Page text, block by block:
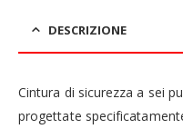
DESCRIZIONE
Cintura di sicurezza a sei
progettate